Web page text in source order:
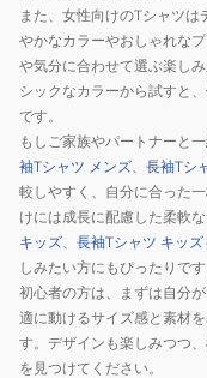
また、女性向けのTシャツ
やかなカラーやおしゃれな
や気分に合わせて選ぶ楽し
シックなカラーから試すと
です。
もしご家族やパートナーと
袖Tシャツ メンズ、 長袖Tシ
較しやすく、自分に合った
けには成長に配慮した柔軟
キッズ、 長袖Tシャツ キッズ
しみたい方にもぴったりです
初心者の方は、まずは自分
適に動けるサイズ感と素材
す。デザインも楽しみつつ
を見つけてください。